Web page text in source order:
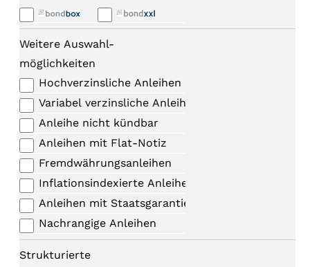
Weitere Auswahl-
möglichkeiten
Hochverzinsliche Anleihen
Variabel verzinsliche Anleihen
Anleihe nicht kündbar
Anleihen mit Flat-Notiz
Fremdwährungsanleihen
Inflationsindexierte Anleihen
Anleihen mit Staatsgarantie
Nachrangige Anleihen
Strukturierte